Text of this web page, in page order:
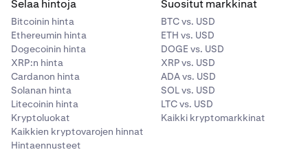
Selaa hintoja
Bitcoinin hinta
Ethereumin hinta
Dogecoinin hinta
XRP:n hinta
Cardanon hinta
Solanan hinta
Litecoinin hinta
Kryptoluokat
Kaikkien kryptovarojen hinnat
Hintaennusteet
Suositut markkinat
BTC vs. USD
ETH vs. USD
DOGE vs. USD
XRP vs. USD
ADA vs. USD
SOL vs. USD
LTC vs. USD
Kaikki kryptomarkkinat